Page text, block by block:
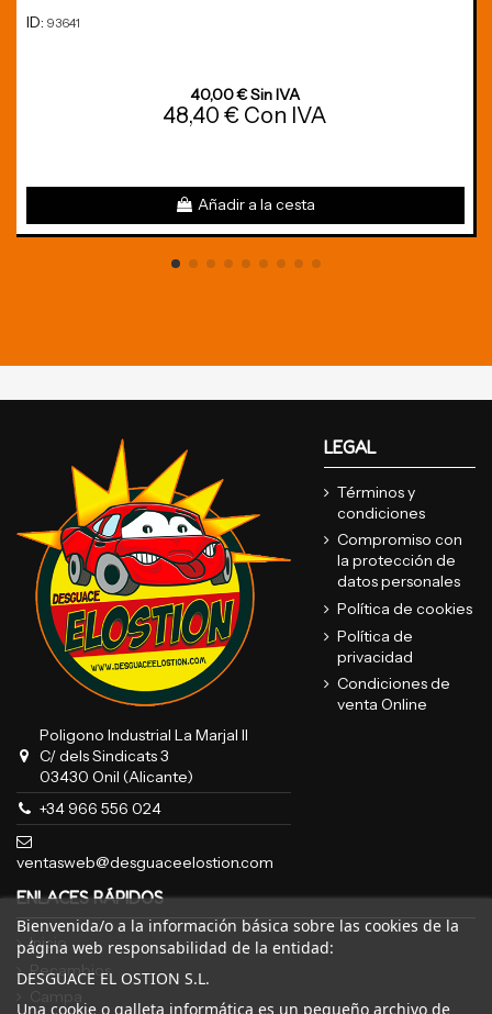
ID: 93641
40,00 € Sin IVA
48,40 € Con IVA
Añadir a la cesta
Poligono Industrial La Marjal II
C/ dels Sindicats 3
03430 Onil (Alicante)
+34 966 556 024
ventasweb@desguaceelostion.com
LEGAL
Términos y
condiciones
Compromiso con
la protección de
datos personales
Política de cookies
Política de
privacidad
Condiciones de
venta Online
ENLACES RÁPIDOS
Inicio
Recambios
Bienvenida/o a la información básica sobre las cookies de la
página web responsabilidad de la entidad:
DESGUACE EL OSTION S.L.
Una cookie o galleta informática es un pequeño archivo de